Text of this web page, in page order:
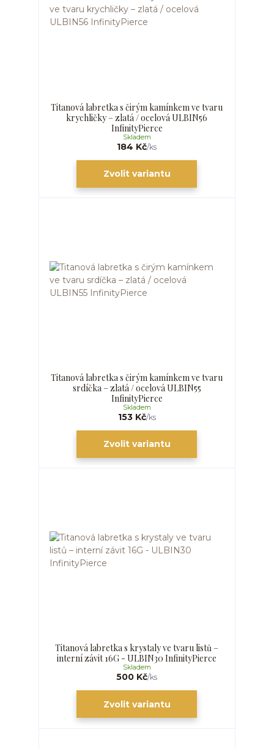
Titanová labretka s čirým kamínkem ve tvaru
krychličky – zlatá / ocelová ULBIN56
InfinityPierce
184 Kč/ks
Skladem
Zvolit variantu
Titanová labretka s čirým kamínkem ve tvaru
srdíčka – zlatá / ocelová ULBIN55
InfinityPierce
153 Kč/ks
Skladem
Zvolit variantu
Titanová labretka s krystaly ve tvaru listů –
interní závit 16G - ULBIN30 InfinityPierce
500 Kč/ks
Skladem
Zvolit variantu